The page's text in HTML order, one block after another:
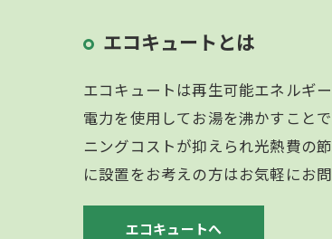
エコキュートとは
エコキュートは再生可能エネルギ
電力を使用してお湯を沸かすこと
ニングコストが抑えられ光熱費の
に設置をお考えの方はお気軽にお
エコキュートへ